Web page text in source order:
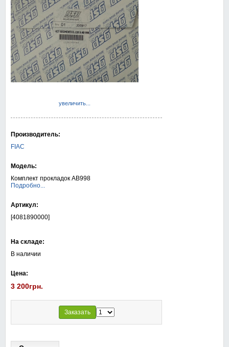
увеличить...
Производитель:
FIAC
Модель:
Комплект прокладок АВ998
Подробно...
Артикул:
[4081890000]
На складе:
В наличии
Цена:
3 200грн.
Заказать